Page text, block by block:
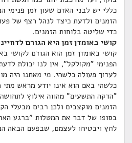
כללי יש לבני האדם שעון זמן
הזמנים ולדעת כיצד לנהל רצף של
כדי שליטה בלוחות הזמנים.
קושי באומדן זמן היא הגורם
קושי באומדן זמן הוא הגורם לקושי
הפנימי "מקולקל", אין לנו יכולת
לערוך פעולה כלשהי. מי מאתנו היה
כלשהי באם הוא אינו יודע מראש מתי
"הדקה התשעים" מהווה אילוץ
הזמנים מוקצבים ולכן רבים מבעלי
בסופו של דבר את המטלות "ברגע
לחץ ויבטיחו לעצמם, שבפעם הבאה